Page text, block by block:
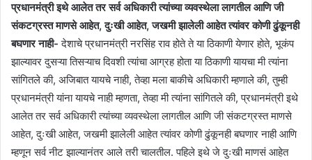
प्रधानमंत्री इथे आलेत तर सर्व अधिकारी त्यांच्या व्यवस्थेला लागतील आणि जी
संकटग्रस्त माणसे आहेत, दुःखी आहेत, जखमी झालेली आहेत त्यांवर कोणी ढुंकूनही
बघणार नाही- देशाचे प्रधानमंत्री नरसिंह राव होते ते या ठिकाणी येणार होते, भूकंप
झाल्यावर दुसऱ्या तिसऱ्याच दिवशी त्यांचा आग्रह होता या ठिकाणी यायचा मी त्यांना
सांगितले की, अजिबात यायचे नाही, तेव्हा मला बाकीचे अधिकारी म्हणाले की, तुम्ही
प्रधानमंत्री यांना यायचे नाही म्हणता, तेव्हा मी त्यांना सांगितले की, प्रधानमंत्री इथे
आलेत तर सर्व अधिकारी त्यांच्या व्यवस्थेला लागतील आणि जी संकटग्रस्त माणसे
आहेत, दुःखी आहेत, जखमी झालेली आहेत त्यांवर कोणी ढुंकूनही बघणार नाही आणि
म्हणून सर्व नीट झाल्यानंतर आले तरी चालतील. पहिले इथे जे दुःखी माणसं आहेत